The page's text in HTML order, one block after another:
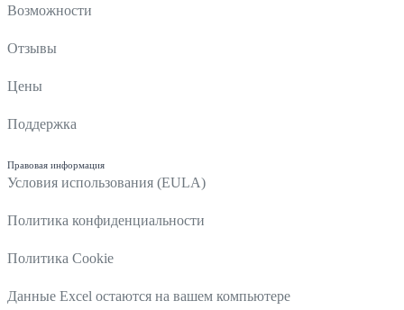
Возможности
Отзывы
Цены
Поддержка
Правовая информация
Условия использования (EULA)
Политика конфиденциальности
Политика Cookie
Данные Excel остаются на вашем компьютере